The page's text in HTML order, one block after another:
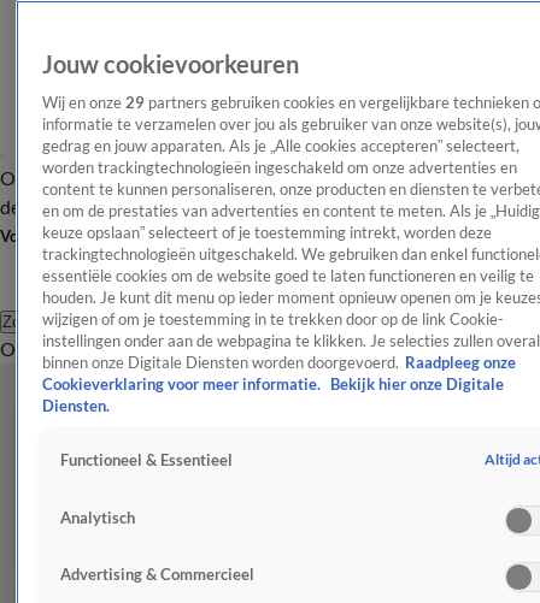
OverzichtAfleveringen Entertainment TV Algemeen
Tip
de redactieNieuwsbrief
Volg Shownieuws
Zoeken
OverzichtEntertainmentSpraakmakendRealityCrimeVideo's
Jouw cookievoorkeuren
Wij en onze 29 partners gebruiken cookies en vergelijkbare technieken
informatie te verzamelen over jou als gebruiker van onze website(s),
gedrag en jouw apparaten. Als je „Alle cookies accepteren” selecteert,
worden trackingtechnologieën ingeschakeld om onze advertenties en
content te kunnen personaliseren, onze producten en diensten te
en om de prestaties van advertenties en content te meten. Als je
keuze opslaan” selecteert of je toestemming intrekt, worden deze
trackingtechnologieën uitgeschakeld. We gebruiken dan enkel
essentiële cookies om de website goed te laten functioneren en veilig te
houden. Je kunt dit menu op ieder moment opnieuw openen om je
wijzigen of om je toestemming in te trekken door op de link Cookie-
instellingen onder aan de webpagina te klikken. Je selecties zullen overal
binnen onze Digitale Diensten worden doorgevoerd. Raadpleeg onze
Cookieverklaring voor meer informatie.
Bekijk hier onze Digitale
Diensten.
Functioneel & Essentieel Altijd
Analytisch
Advertising & Commercieel